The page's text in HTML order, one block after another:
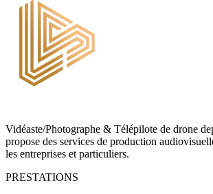
Vidéaste/Photographe & Télépilote de drone
propose des services de production
les entreprises et particuliers.
PRESTATIONS